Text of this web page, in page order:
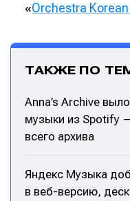
«Orchestra
ТАКЖЕ ПО
Anna’s Archive
музыки из Spotify
всего архива
Яндекс Музыка
в веб-версию,